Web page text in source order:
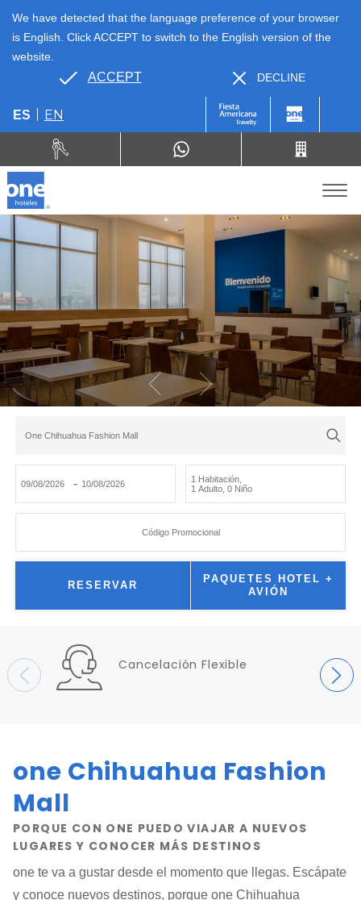
ES EN
We have detected that the language preference of your browser
is English. Click ACCEPT to switch to the English version of the
website.
ACCEPT DECLINE
One Chihuahua Fashion Mall
- 1 Habitación
1 Adulto 0 Niño
Código Promocional
RESERVAR
PAQUETES HOTEL +
AVIÓN
Cancelación Flexible
one Chihuahua Fashion
Mall
PORQUE CON ONE PUEDO VIAJAR A NUEVOS
LUGARES Y CONOCER MÁS DESTINOS
one te va a gustar desde el momento que llegas. Escápate
y conoce nuevos destinos, porque one Chihuahua